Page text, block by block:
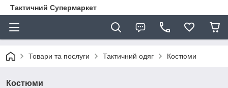
Тактичний Супермаркет
Товари та послуги Тактичний одяг Костюми
Костюми